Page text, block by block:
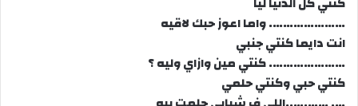
…………………. واما اعوز حبك لاقيه
انت دايما كنتي جنبي
…………………. كنتي مين وازاي وليه ؟
كنتي حبي وكنتي حلمي